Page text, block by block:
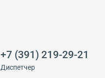
+7 (391) 219-29-21
Диспетчер